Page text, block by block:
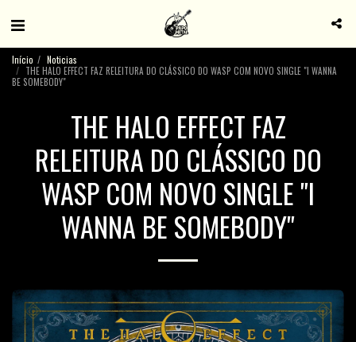
Início
Noticias
THE HALO EFFECT FAZ RELEITURA DO CLÁSSICO DO WASP COM NOVO SINGLE "I WANNA
BE SOMEBODY"
THE HALO EFFECT FAZ
RELEITURA DO CLÁSSICO DO
WASP COM NOVO SINGLE "I
WANNA BE SOMEBODY"